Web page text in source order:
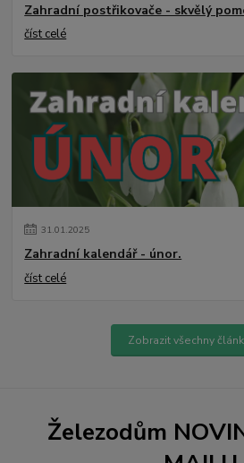
Zahradní postřikovače - skvělý
číst celé
31.01.2025
Zahradní kalendář - únor.
číst celé
Zobrazit všechny
Železodům